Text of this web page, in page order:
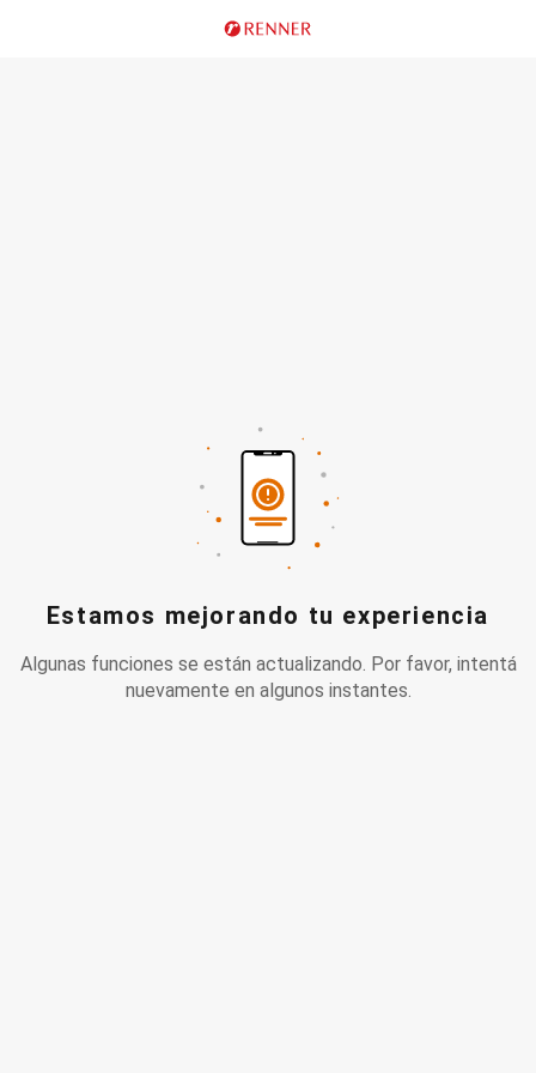
Estamos mejorando tu experiencia
Algunas funciones se están actualizando. Por favor, intentá
nuevamente en algunos instantes.